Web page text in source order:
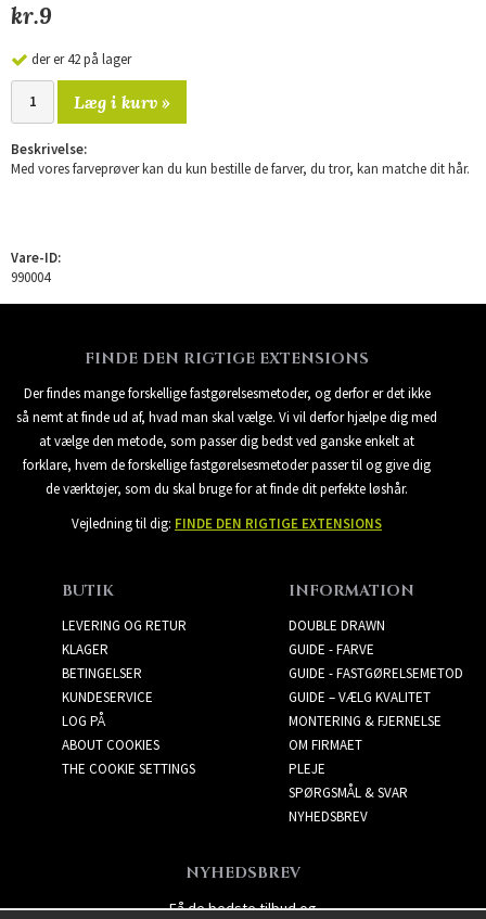
kr.9
der er 42 på lager
Læg i kurv »
Beskrivelse:
Med vores farveprøver kan du kun bestille de farver, du tror, kan matche dit hår.
Vare-ID:
990004
FINDE DEN RIGTIGE EXTENSIONS
Der findes mange forskellige fastgørelsesmetoder, og derfor er det ikke
så nemt at finde ud af, hvad man skal vælge. Vi vil derfor hjælpe dig med
at vælge den metode, som passer dig bedst ved ganske enkelt at
forklare, hvem de forskellige fastgørelsesmetoder passer til og give dig
de værktøjer, som du skal bruge for at finde dit perfekte løshår.
Vejledning til dig: FINDE DEN RIGTIGE EXTENSIONS
BUTIK
LEVERING OG RETUR
KLAGER
BETINGELSER
KUNDESERVICE
LOG PÅ
ABOUT COOKIES
THE COOKIE SETTINGS
INFORMATION
DOUBLE DRAWN
GUIDE - FARVE
GUIDE - FASTGØRELSEMETOD
GUIDE – VÆLG KVALITET
MONTERING & FJERNELSE
OM FIRMAET
PLEJE
SPØRGSMÅL & SVAR
NYHEDSBREV
NYHEDSBREV
Få de bedste tilbud og